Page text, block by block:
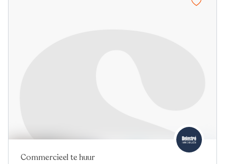
Commercieel te huur